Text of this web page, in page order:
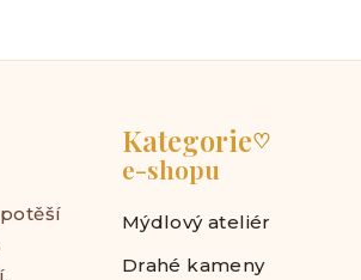
Kategorie♡
e-shopu
Mýdlový ateliér
Drahé kameny